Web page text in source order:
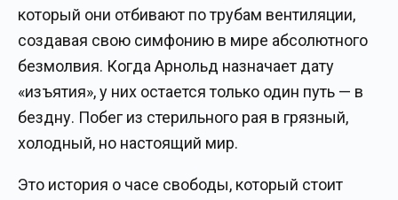
который они отбивают по трубам вентиляции,
создавая свою симфонию в мире абсолютного
безмолвия. Когда Арнольд назначает дату
«изъятия», у них остается только один путь — в
бездну. Побег из стерильного рая в грязный,
холодный, но настоящий мир.
Это история о часе свободы, который стоит